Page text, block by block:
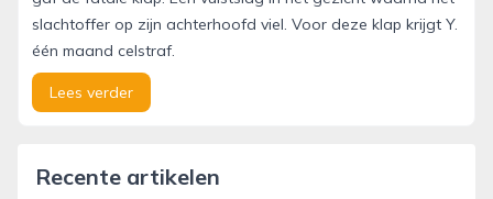
slachtoffer op zijn achterhoofd viel. Voor deze klap krijgt Y.
één maand celstraf.
Lees verder
Recente artikelen